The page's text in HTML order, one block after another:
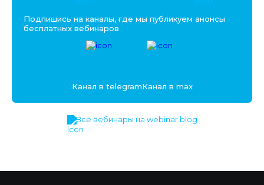
Подпишись на каналы, где мы публикуем анонсы
бесплатных вебинаров
Канал в telegramКанал в max
Все вебинары на webinar.blog